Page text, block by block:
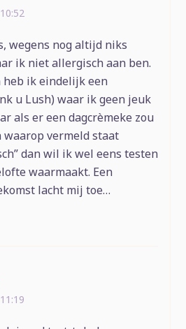
wegens nog altijd niks
ik niet allergisch aan ben.
heb ik eindelijk een
u Lush) waar ik geen jeuk
als er een dagcrèmeke zou
vermeld staat
dan wil ik wel eens testen
waarmaakt. Een
lacht mij toe…